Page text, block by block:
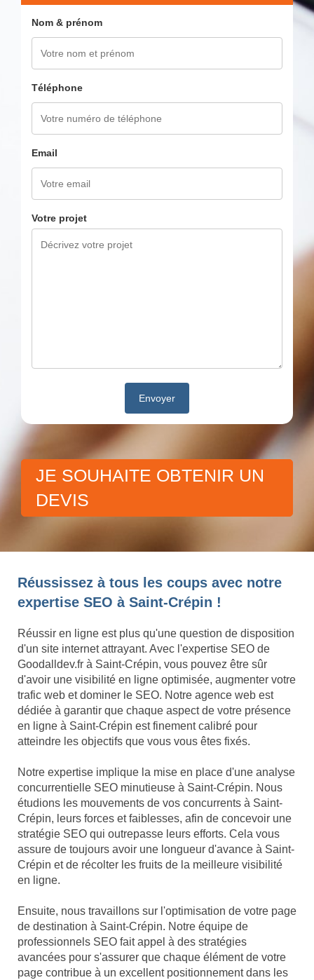
Nom & prénom
Téléphone
Email
Votre projet
JE SOUHAITE OBTENIR UN
DEVIS
Réussissez à tous les coups avec notre
expertise SEO à Saint-Crépin !
Réussir en ligne est plus qu'une question de disposition
d'un site internet attrayant. Avec l'expertise SEO de
Goodalldev.fr à Saint-Crépin, vous pouvez être sûr
d'avoir une visibilité en ligne optimisée, augmenter votre
trafic web et dominer le SEO. Notre agence web est
dédiée à garantir que chaque aspect de votre présence
en ligne à Saint-Crépin est finement calibré pour
atteindre les objectifs que vous vous êtes fixés.
Notre expertise implique la mise en place d'une analyse
concurrentielle SEO minutieuse à Saint-Crépin. Nous
étudions les mouvements de vos concurrents à Saint-
Crépin, leurs forces et faiblesses, afin de concevoir une
stratégie SEO qui outrepasse leurs efforts. Cela vous
assure de toujours avoir une longueur d'avance à Saint-
Crépin et de récolter les fruits de la meilleure visibilité
en ligne.
Ensuite, nous travaillons sur l'optimisation de votre page
de destination à Saint-Crépin. Notre équipe de
professionnels SEO fait appel à des stratégies
avancées pour s'assurer que chaque élément de votre
page contribue à un excellent positionnement dans les